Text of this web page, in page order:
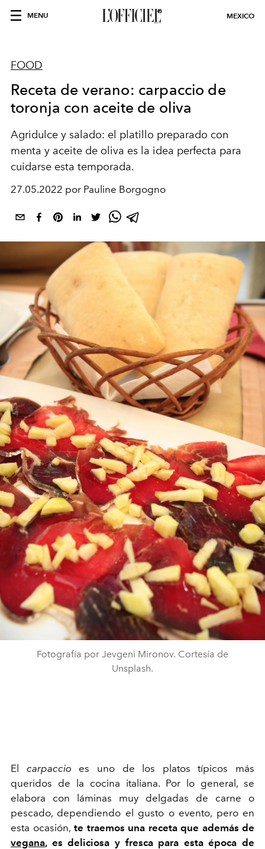
MENU MEXICO
FOOD
Receta de verano: carpaccio de
toronja con aceite de oliva
Agridulce y salado: el platillo preparado con
menta y aceite de oliva es la idea perfecta para
cuidarse esta temporada.
27.05.2022 por Pauline Borgogno
Fotografía por Jevgeni Mironov. Cortesía de
Unsplash.
El carpaccio es uno de los platos típicos más
queridos de la cocina italiana. Por lo general, se
elabora con láminas muy delgadas de carne o
pescado, dependiendo el gusto o evento, pero en
esta ocasión, te traemos una receta que además de
vegana, es deliciosa y fresca para esta época de